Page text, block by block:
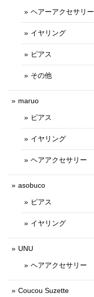
ヘアーアクセサリー
イヤリング
ピアス
その他
maruo
ピアス
イヤリング
ヘアアクセサリー
asobuco
ピアス
イヤリング
UNU
ヘアアクセサリー
Coucou Suzette